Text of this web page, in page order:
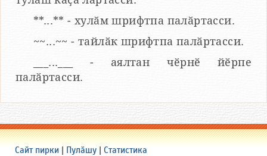
**...** - хулӑм шрифтпа палӑртасси.
~~...~~ - тайлӑк шрифтпа палӑртасси.
___...___ - аялтан чӗрнӗ йӗрпе
палӑртасси.
Сайт пирки | Пулӑшу | Статистика